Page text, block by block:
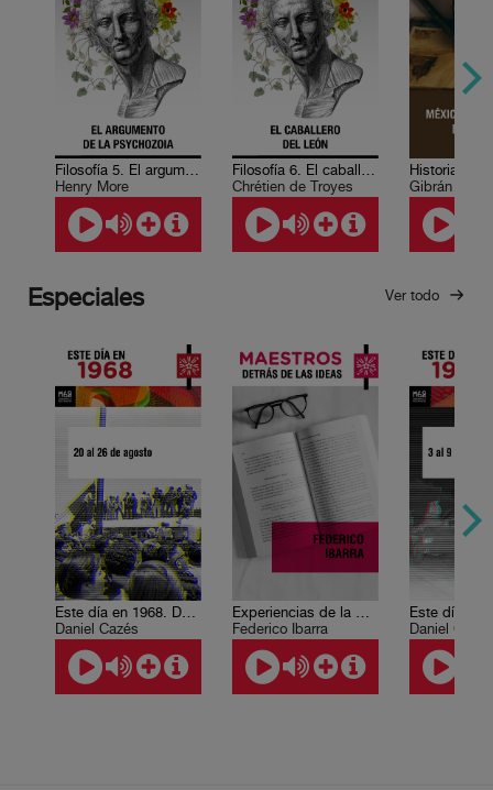
Filosofía 5. El argumento de la psychozoia
Henry More
Filosofía 6. El caballero del León
Chrétien de Troyes
Especiales Ver todo
Este día en 1968. Del 20 al 26 de agosto.
Daniel Cazés
Experiencias de la música, ideas e imaginación
Federico Ibarra
Daniel Cazés